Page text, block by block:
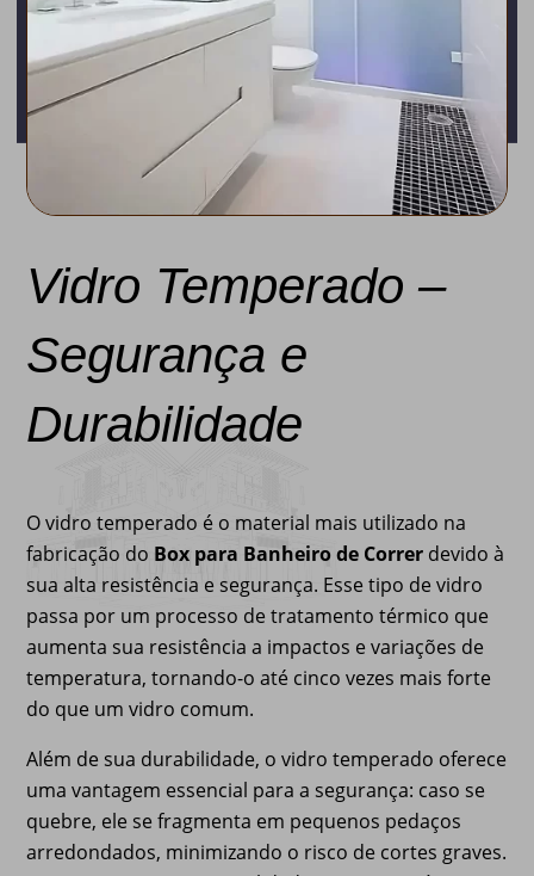
Vidro Temperado –
Segurança e
Durabilidade
O vidro temperado é o material mais utilizado na
fabricação do Box para Banheiro de Correr devido à
sua alta resistência e segurança. Esse tipo de vidro
passa por um processo de tratamento térmico que
aumenta sua resistência a impactos e variações de
temperatura, tornando-o até cinco vezes mais forte
do que um vidro comum.
Além de sua durabilidade, o vidro temperado oferece
uma vantagem essencial para a segurança: caso se
quebre, ele se fragmenta em pequenos pedaços
arredondados, minimizando o risco de cortes graves.